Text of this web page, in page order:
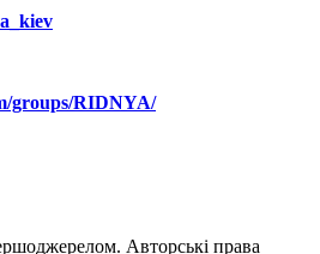
groups/RIDNYA/
Авторські права